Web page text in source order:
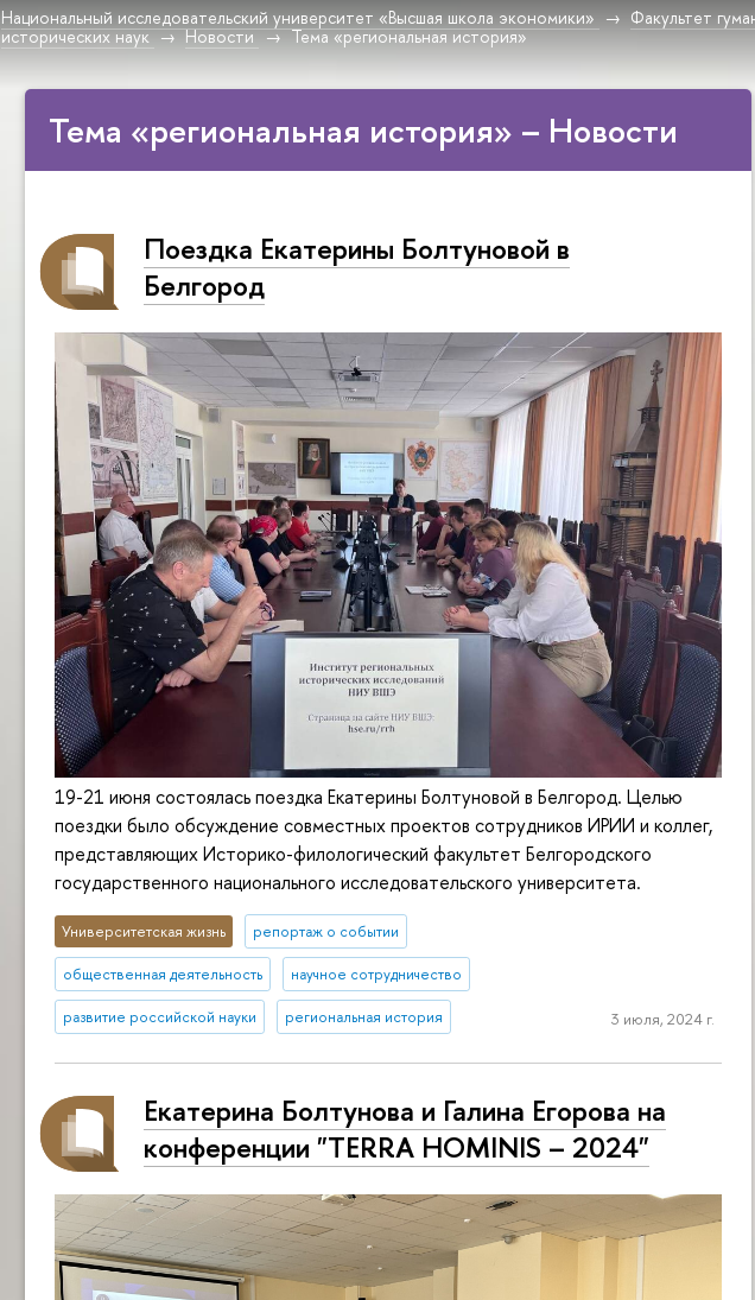
Национальный исследовательский университет «Высшая школа экономики» Факультет
исторических наук
Новости Тема «региональная история»
Тема «региональная история» – Новости
Поездка Екатерины Болтуновой в
Белгород
19-21 июня состоялась поездка Екатерины Болтуновой в Белгород. Целью
поездки было обсуждение совместных проектов сотрудников ИРИИ и коллег,
представляющих Историко-филологический факультет Белгородского
государственного национального исследовательского университета.
Университетская жизнь репортаж о событии
общественная деятельность научное сотрудничество
развитие российской науки региональная история 3 июля, 2024 г.
Екатерина Болтунова и Галина Егорова на
конференции "TERRA HOMINIS – 2024"